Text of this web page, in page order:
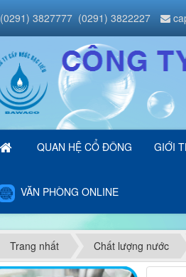
QUAN HỆ CỔ ĐÔNG GIỚI
VĂN PHÒNG ONLINE
(0291) 3827777 (0291) 3822227
Trang nhất Chất lượng nước